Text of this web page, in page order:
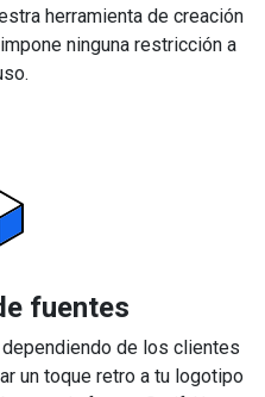
herramienta de creación
ninguna restricción a
fuentes
de los clientes
un toque retro a tu logotipo